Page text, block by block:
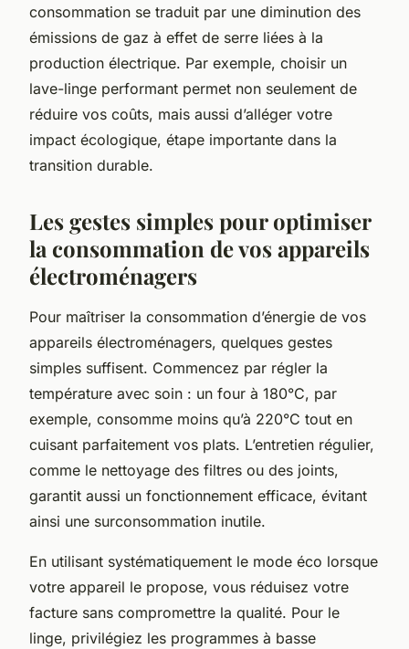
consommation se traduit par une diminution des
émissions de gaz à effet de serre liées à la
production électrique. Par exemple, choisir un
lave-linge performant permet non seulement de
réduire vos coûts, mais aussi d’alléger votre
impact écologique, étape importante dans la
transition durable.
Les gestes simples pour optimiser
la consommation de vos appareils
électroménagers
Pour maîtriser la consommation d’énergie de vos
appareils électroménagers, quelques gestes
simples suffisent. Commencez par régler la
température avec soin : un four à 180°C, par
exemple, consomme moins qu’à 220°C tout en
cuisant parfaitement vos plats. L’entretien régulier,
comme le nettoyage des filtres ou des joints,
garantit aussi un fonctionnement efficace, évitant
ainsi une surconsommation inutile.
En utilisant systématiquement le mode éco lorsque
votre appareil le propose, vous réduisez votre
facture sans compromettre la qualité. Pour le
linge, privilégiez les programmes à basse